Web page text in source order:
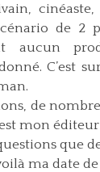
cinéaste,
de 2
aucun
C’est
de
mon
que
ma date